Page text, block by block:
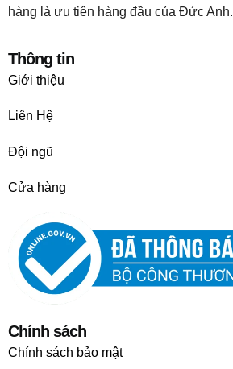
hàng là ưu tiên hàng đầu của Đức Anh.
Thông tin
Giới thiệu
Liên Hệ
Đội ngũ
Cửa hàng
Chính sách
Chính sách bảo mật